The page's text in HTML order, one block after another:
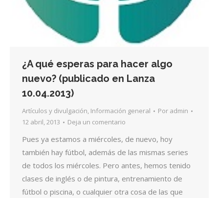
¿A qué esperas para hacer algo
nuevo? (publicado en Lanza
10.04.2013)
Artículos y divulgación, Información general Por admin
12 abril, 2013
Deja un comentario
Pues ya estamos a miércoles, de nuevo, hoy
también hay fútbol, además de las mismas series
de todos los miércoles. Pero antes, hemos tenido
clases de inglés o de pintura, entrenamiento de
fútbol o piscina, o cualquier otra cosa de las que